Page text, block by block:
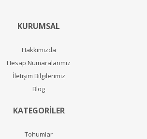
KURUMSAL
Hakkımızda
Hesap Numaralarımız
İletişim Bilgilerimiz
Blog
KATEGORİLER
Tohumlar